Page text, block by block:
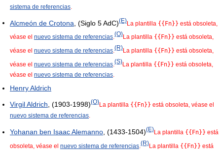
sistema de referencias
Alcmeón de Crotona , (Siglo 5 AdC)(E)La plantilla {{Fn}} está obsoleta,
véase el nuevo sistema de referencias.(O)La plantilla {{Fn}} está obsoleta,
véase el nuevo sistema de referencias (R)La plantilla {{Fn}} está obsoleta,
véase el nuevo sistema de referencias (S)La plantilla {{Fn}} está obsoleta,
véase el nuevo sistema de referencias.
Henry Aldrich
Virgil Aldrich , (1903-1998)(O)La plantilla {{Fn}} está obsoleta, véase el
nuevo sistema de referencias.
Yohanan ben Isaac Alemanno , (1433-1504)(E)La plantilla {{Fn}} está
obsoleta, véase el nuevo sistema de referencias (R)La plantilla {{Fn}} está